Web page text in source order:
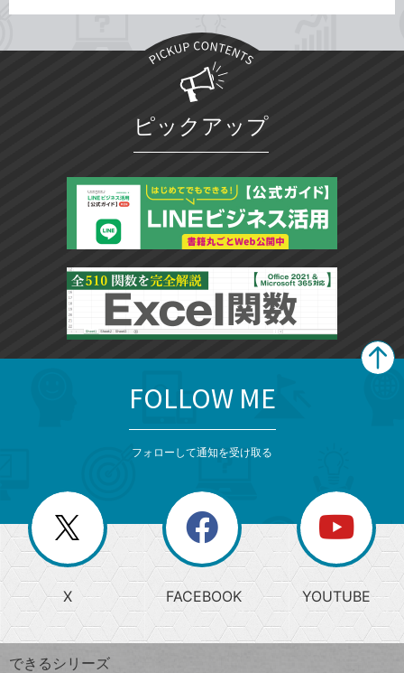
ピックアップ
じ
る
search
検
索
上
昇
ワ
ー
閉
じ
る
ー
か
ら
探
す
FOLLOW ME
フォローして通知を受け取る
X FACEBOOK YOUTUBE
できるシリーズ